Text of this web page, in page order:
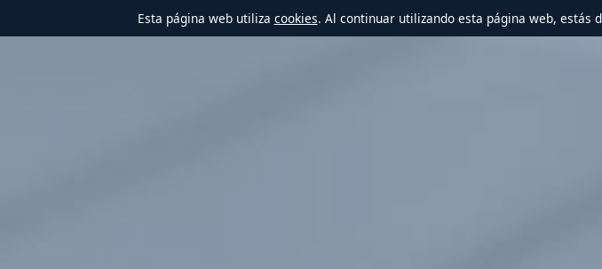
Esta página web utiliza cookies. Al continuar utilizando esta página web, estás